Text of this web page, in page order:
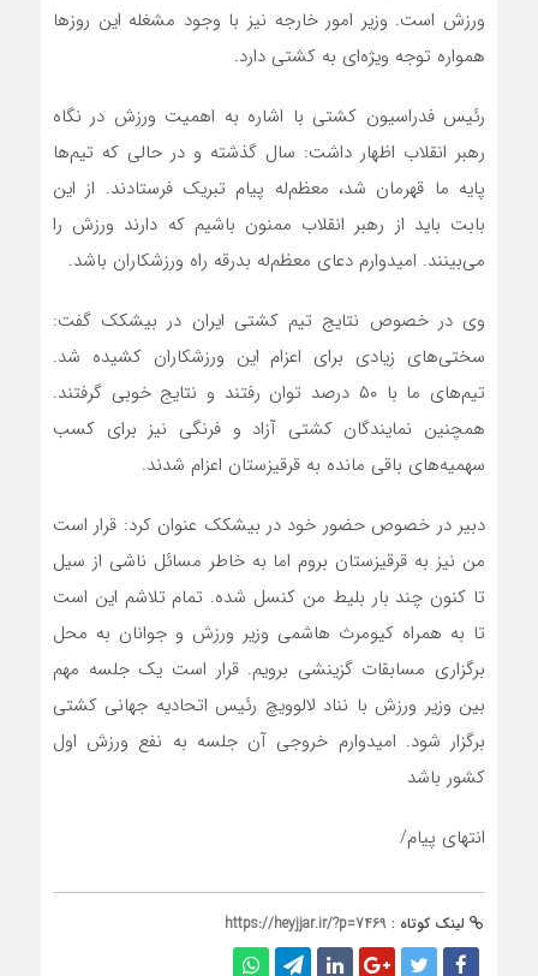
ورزش است. وزیر امور خارجه نیز با وجود مشغله این روزها
همواره توجه ویژه‌ای به کشتی دارد.
رئیس فدراسیون کشتی با اشاره به اهمیت ورزش در نگاه
رهبر انقلاب اظهار داشت: سال گذشته و در حالی که تیم‌ها
پایه ما قهرمان شد، معظم‌له پیام تبریک فرستادند. از این
بابت باید از رهبر انقلاب ممنون باشیم که دارند ورزش را
می‌بینند. امیدوارم دعای معظم‌له بدرقه راه ورزشکاران باشد.
وی در خصوص نتایج تیم کشتی ایران در بیشکک گفت:
سختی‌های زیادی برای اعزام این ورزشکاران کشیده شد.
تیم‌های ما با ۵۰ درصد توان رفتند و نتایج خوبی گرفتند.
همچنین نمایندگان کشتی آزاد و فرنگی نیز برای کسب
سهمیه‌های باقی مانده به قرقیزستان اعزام شدند.
دبیر در خصوص حضور خود در بیشکک عنوان کرد: قرار است
من نیز به قرقیزستان بروم اما به خاطر مسائل ناشی از سیل
تا کنون چند بار بلیط من کنسل شده. تمام تلاشم این است
تا به همراه کیومرث هاشمی وزیر ورزش و جوانان به محل
برگزاری مسابقات گزینشی برویم. قرار است یک جلسه مهم
بین وزیر ورزش با نناد لالوویچ رئیس اتحادیه جهانی کشتی
برگزار شود. امیدوارم خروجی آن جلسه به نفع ورزش اول
کشور باشد
انتهای پیام/
لینک کوتاه : https://heyjjar.ir/?p=7469